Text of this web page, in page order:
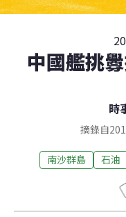
中國艦挑
時
摘錄自
南沙群島 石油